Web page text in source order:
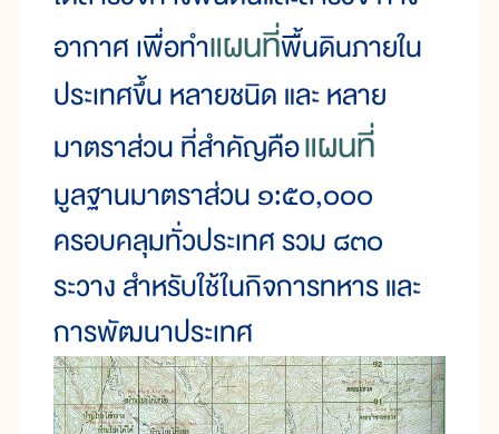
อากาศ เพื่อทำแผนที่พื้นดินภายใน
ประเทศขึ้น หลายชนิด และ หลาย
มาตราส่วน ที่สำคัญคือแผนที่
มูลฐานมาตราส่วน ๑:๕๐,๐๐๐
ครอบคลุมทั่วประเทศ รวม ๘๓๐
ระวาง สำหรับใช้ในกิจการทหาร และ
การพัฒนาประเทศ